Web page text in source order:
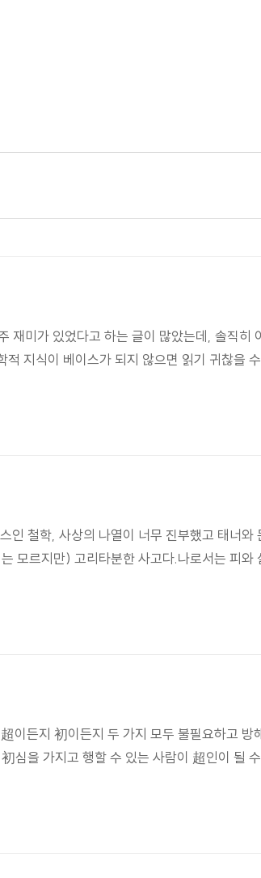
재미가 있었다고 하는 글이 많았는데, 솔직히
지식이 베이스가 되지 않으면 읽기 귀찮을
인 철학, 사상의 나열이 너무 진부했고 태너
모르지만) 고리타분한 사고다.나로서는 피
이든지 初이든지 두 가지 모두 불필요하고
심을 가지고 행할 수 있는 사람이 超인이 될